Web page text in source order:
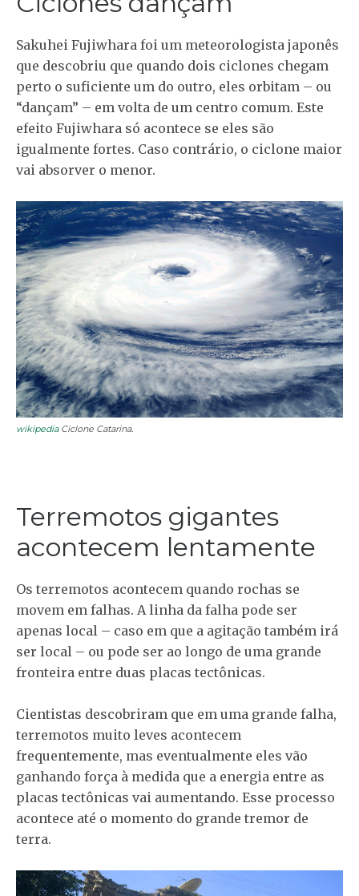
Sakuhei Fujiwhara foi um meteorologista japonês
que descobriu que quando dois ciclones chegam
perto o suficiente um do outro, eles orbitam – ou
“dançam” – em volta de um centro comum. Este
efeito Fujiwhara só acontece se eles são
igualmente fortes. Caso contrário, o ciclone maior
vai absorver o menor.
wikipediaCiclone Catarina.
Terremotos gigantes
acontecem lentamente
Os terremotos acontecem quando rochas se
movem em falhas. A linha da falha pode ser
apenas local – caso em que a agitação também irá
ser local – ou pode ser ao longo de uma grande
fronteira entre duas placas tectônicas.
Cientistas descobriram que em uma grande falha,
terremotos muito leves acontecem
frequentemente, mas eventualmente eles vão
ganhando força à medida que a energia entre as
placas tectônicas vai aumentando. Esse processo
acontece até o momento do grande tremor de
terra.